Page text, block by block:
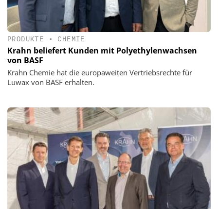
PRODUKTE • CHEMIE
Krahn beliefert Kunden mit Polyethylenwachsen
von BASF
Krahn Chemie hat die europaweiten Vertriebsrechte für
Luwax von BASF erhalten.